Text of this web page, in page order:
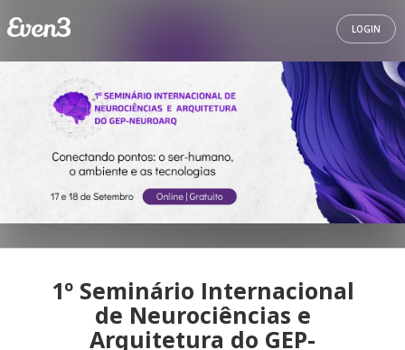
LOGIN
1º Seminário Internacional
de Neurociências e
Arquitetura do GEP-